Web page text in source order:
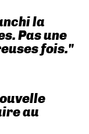
la
Pas une
fois."
au